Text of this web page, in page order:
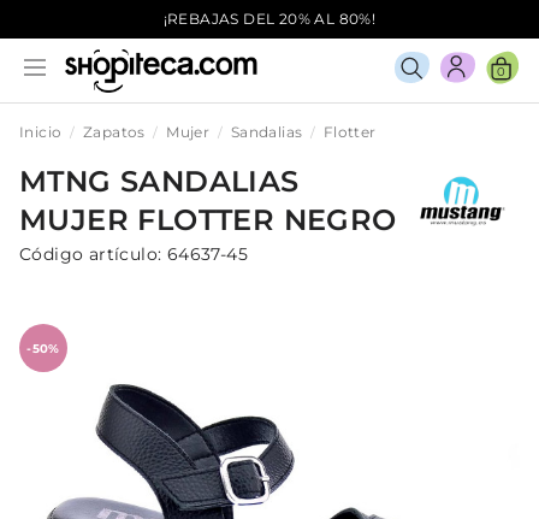
¡REBAJAS DEL 20% AL 80%!
0
Inicio Zapatos Mujer Sandalias Flotter
MTNG SANDALIAS
MUJER FLOTTER NEGRO
Código artículo: 64637-45
-50%